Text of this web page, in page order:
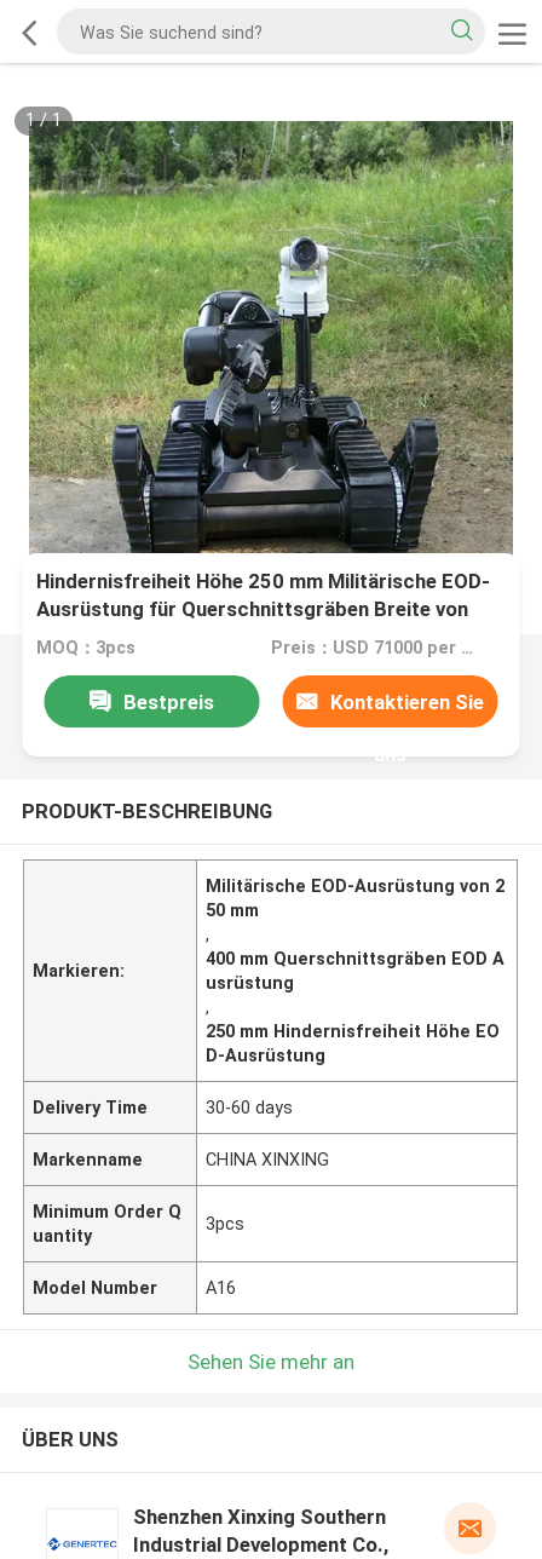
1/1
Hindernisfreiheit Höhe 250 mm Militärische EOD-
Ausrüstung für Querschnittsgräben Breite von
400 mm
MOQ：3pcs Preis：USD 71000 per pcs
Bestpreis Kontaktieren Sie
uns
PRODUKT-BESCHREIBUNG
Markieren:
Militärische EOD-Ausrüstung von 2
50 mm
,
400 mm Querschnittsgräben EOD A
usrüstung
,
250 mm Hindernisfreiheit Höhe EO
D-Ausrüstung
Delivery Time 30-60 days
Markenname CHINA XINXING
Minimum Order Q
uantity
3pcs
Model Number A16
Sehen Sie mehr an
ÜBER UNS
Shenzhen Xinxing Southern
Industrial Development Co.,